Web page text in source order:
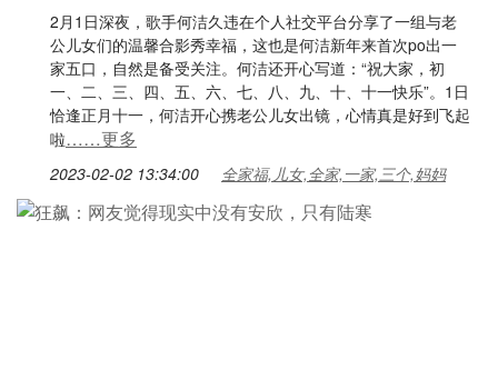
2月1日深夜，歌手何洁久违在个人社交平台分享了一组与老
公儿女们的温馨合影秀幸福，这也是何洁新年来首次po出一
家五口，自然是备受关注。何洁还开心写道：“祝大家，初
一、二、三、四、五、六、七、八、九、十、十一快乐”。1日
恰逢正月十一，何洁开心携老公儿女出镜，心情真是好到飞起
啦……更多
2023-02-02 13:34:00 全家福,儿女,全家,一家,三个,妈妈